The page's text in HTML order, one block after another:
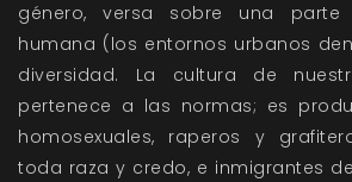
género, versa sobre una
humana (los entornos urbanos
diversidad. La cultura de
pertenece a las normas; es
homosexuales, raperos y
toda raza y credo, e inmigrantes